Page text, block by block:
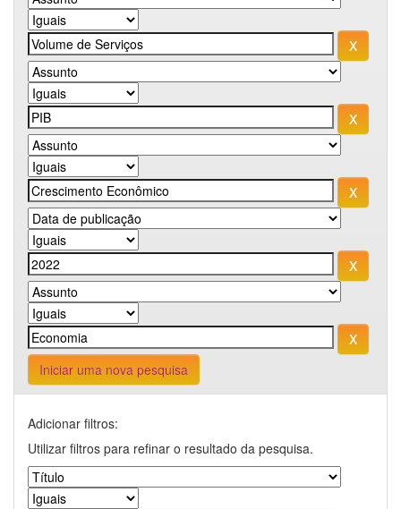
Iniciar uma nova pesquisa
Adicionar filtros:
Utilizar filtros para refinar o resultado da pesquisa.